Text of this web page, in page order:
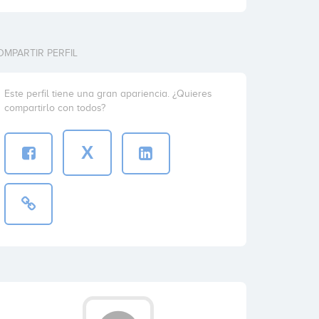
PERFIL
Este perfil tiene una gran apariencia. ¿Quieres
compartirlo con todos?
X